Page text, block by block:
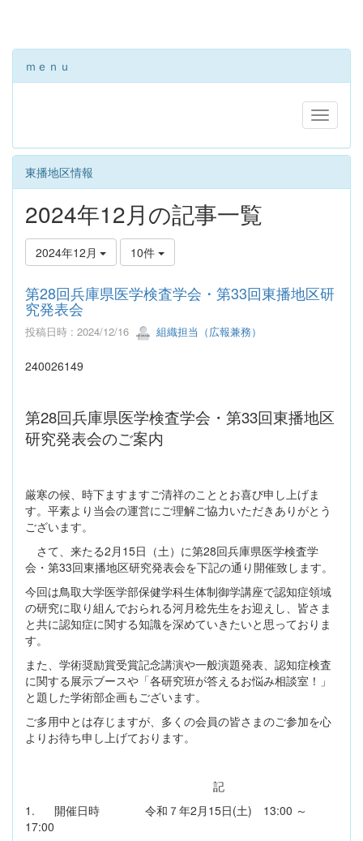
ｍｅｎｕ
東播地区情報
2024年12月の記事一覧
2024年12月 10件
第28回兵庫県医学検査学会・第33回東播地区研
究発表会
投稿日時 : 2024/12/16 組織担当（広報兼務）
240026149
第28回兵庫県医学検査学会・第33回東播地区
研究発表会のご案内
厳寒の候、時下ますますご清祥のこととお喜び申し上げま
す。平素より当会の運営にご理解ご協力いただきありがとう
ございます。
さて、来たる2月15日（土）に第28回兵庫県医学検査学
会・第33回東播地区研究発表会を下記の通り開催致します。
今回は鳥取大学医学部保健学科生体制御学講座で認知症領域
の研究に取り組んでおられる河月稔先生をお迎えし、皆さま
と共に認知症に関する知識を深めていきたいと思っておりま
す。
また、学術奨励賞受賞記念講演や一般演題発表、認知症検査
に関する展示ブースや「各研究班が答えるお悩み相談室！」
と題した学術部企画もございます。
ご多用中とは存じますが、多くの会員の皆さまのご参加を心
よりお待ち申し上げております。
記
1. 開催日時 令和７年2月15日(土) 13:00 ～
17:00